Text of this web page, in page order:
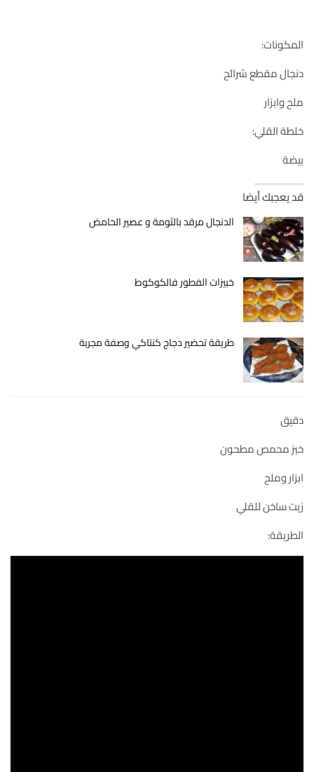
المكونات:
دنجال مقطع شرائح
ملح وابزار
خلطة القلي:
بيضة
قد يعجبك أيضا
الدنجال مرقد بالثومة و عصير الحامض
خبيزات الفطور فالكوكوط
طريقة تحضير دجاج كنتاكي وصفة مجربة
دقيق
خبز محمص مطحون
ابزار وملح
زيت ساخن للقلي
الطريقة: